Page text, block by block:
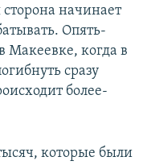
начинает
Опять-
Макеевке, когда в
сразу
более-
которые были